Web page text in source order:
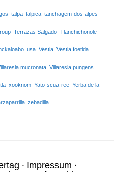
talpa talpica tanchagem-dos-alpes
Terrazas Salgado Tlanchichonole
usa Vestia Vestia foetida
mucronata Villaresia pungens
xooknom Yato-scua-ree Yerba de la
zebadilla
⸱ Impressum ⸱